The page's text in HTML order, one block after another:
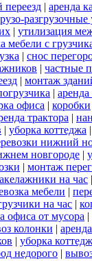
| аренда
разгрузочные
| утилизация
мебели с
| снос
| частные
| монтаж
|
офиса | коробки
трактора |
| уборка коттеджа
нижний
новгороде |
| монтаж
на час
мебели |
на час |
офиса от мусора |
колонки |
| уборка
недорого |